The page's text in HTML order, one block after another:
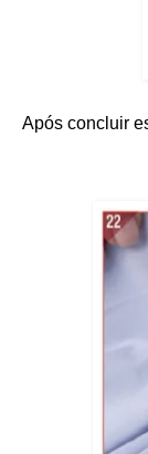
Após concluir